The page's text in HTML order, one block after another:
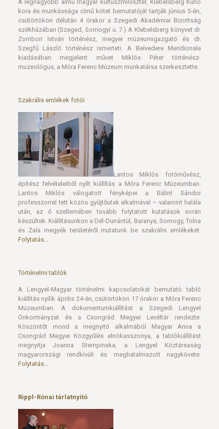
Szegfű László történész ismerteti. A Belvedere Meridionale
kiadásában megjelent művet Miklós Péter történész-
muzeológus, a Móra Ferenc Múzeum munkatársa szerkesztette.
Szakrális emlékek fotói
építész felvételeiből nyílt kiállítás a Móra Ferenc Múzeumban.
Lantos Miklós válogatott fényképei a Bálint Sándor
professzorral tett közös gyűjtőutak alkalmával – valamint halála
után, az ő szellemében tovább folytatott kutatások során
készültek. Kiállításunkon a Dél-Dunántúl, Baranya, Somogy, Tolna
és Zala megyék területéről mutatunk be szakrális emlékeket.
Folytatás…
Történelmi tablók
Múzeumban. A dokumentumkiállítást a Szegedi Lengyel
Köszöntőt mond a megnyitó alkalmából Magyar Anna a
Csongrád Megyei Közgyűlés elnökasszonya, a tablókiállítást
megnyitja Joanna Stempinska, a Lengyel Köztársaság
magyarországi rendkívüli és meghatalmazott nagykövete.
Folytatás…
Rippl-Rónai tárlatnyitó